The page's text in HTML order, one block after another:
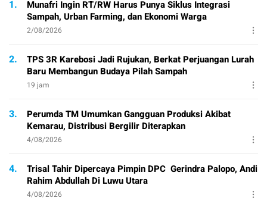
1.
Munafri Ingin RT/RW Harus Punya Siklus Integrasi
Sampah, Urban Farming, dan Ekonomi Warga
2/08/2026
2.
TPS 3R Karebosi Jadi Rujukan, Berkat Perjuangan Lurah
Baru Membangun Budaya Pilah Sampah
19 jam
3.
Perumda TM Umumkan Gangguan Produksi Akibat
Kemarau, Distribusi Bergilir Diterapkan
4/08/2026
4.
Trisal Tahir Dipercaya Pimpin DPC Gerindra Palopo, Andi
Rahim Abdullah Di Luwu Utara
4/08/2026